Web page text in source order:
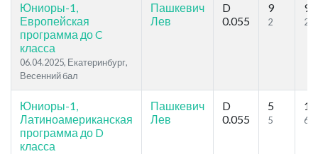
Юниоры-1,
Европейская
программа до C
класса
06.04.2025, Екатеринбург,
Весенний бал
Пашкевич
Лев
D
0.055
9
2
9
2
Юниоры-1,
Латиноамериканская
программа до D
класса
Пашкевич
Лев
D
0.055
5
5
10
6